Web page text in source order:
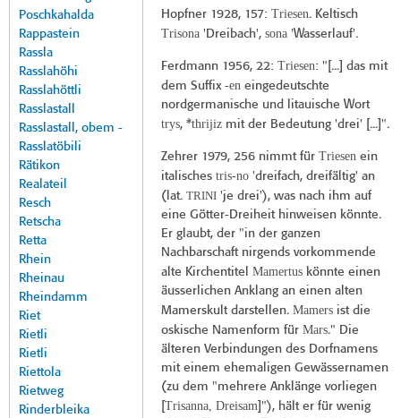
Poschkahalda
Rappastein
Rassla
Rasslahöhi
Rasslahöttli
Rasslastall
Rasslastall, obem -
Rasslatöbili
Rätikon
Realateil
Resch
Retscha
Retta
Rhein
Rheinau
Rheindamm
Riet
Rietli
Rietli
Riettola
Rietweg
Rinderbleika
Hopfner 1928, 157: Triesen. Keltisch
Trisona'Dreibach', sona'Wasserlauf'.
Ferdmann 1956, 22: Triesen: "[...] das mit
dem Suffix -eneingedeutschte
nordgermanische und litauische Wort
trys, *thrijizmit der Bedeutung 'drei' [...]".
Zehrer 1979, 256 nimmt für Triesenein
italisches tris-no'dreifach, dreifältig' an
(lat. TRINI'je drei'), was nach ihm auf
eine Götter-Dreiheit hinweisen könnte.
Er glaubt, der "in der ganzen
Nachbarschaft nirgends vorkommende
alte Kirchentitel Mamertuskönnte einen
äusserlichen Anklang an einen alten
Mamerskult darstellen. Mamersist die
oskische Namenform für Mars." Die
älteren Verbindungen des Dorfnamens
mit einem ehemaligen Gewässernamen
(zu dem "mehrere Anklänge vorliegen
Trisanna, Dreisam]"), hält er für wenig